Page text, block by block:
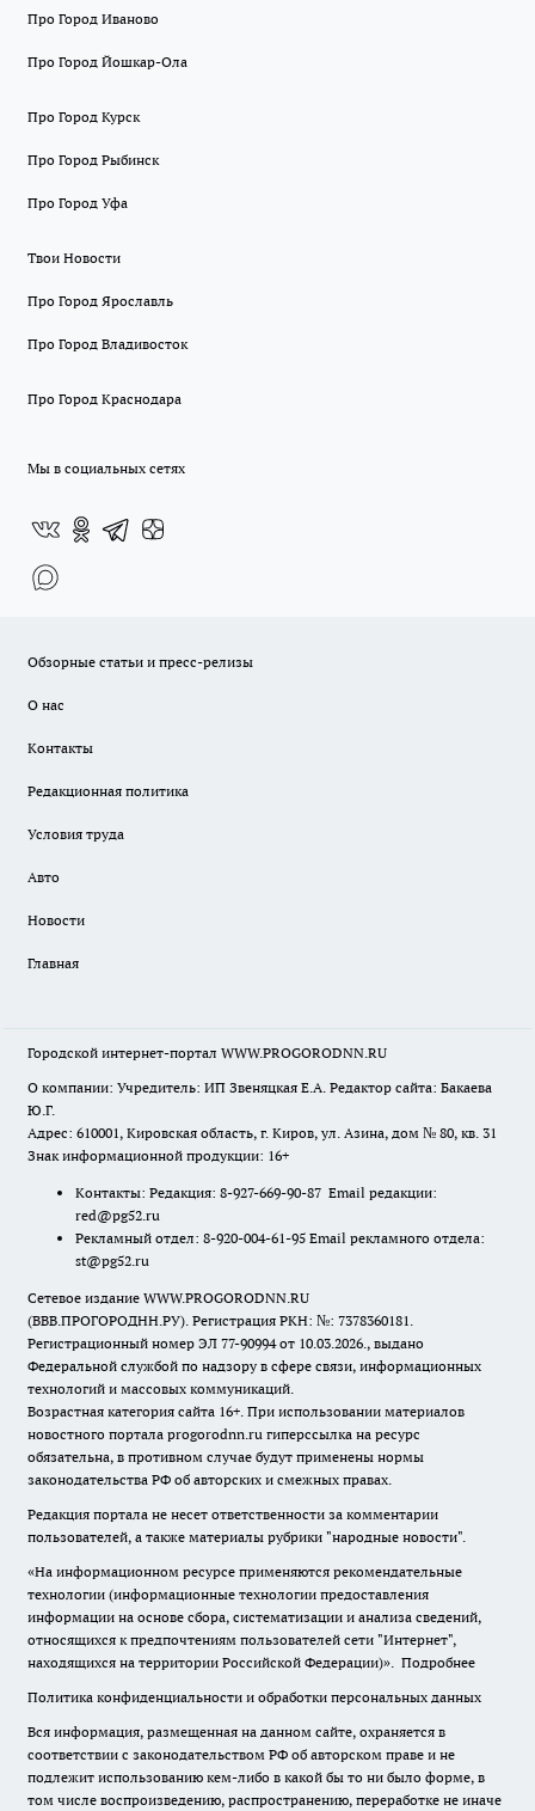
Про Город Иваново
Про Город Йошкар-Ола
Про Город Курск
Про Город Рыбинск
Про Город Уфа
Твои Новости
Про Город Ярославль
Про Город Владивосток
Про Город Краснодара
Мы в социальных сетях
Обзорные статьи и пресс-релизы
О нас
Контакты
Редакционная политика
Условия труда
Авто
Новости
Главная
Городской интернет-портал WWW.PROGORODNN.RU
О компании: Учредитель: ИП Звеняцкая Е.А. Редактор сайта: Бакаева
Ю.Г.
Адрес: 610001, Кировская область, г. Киров, ул. Азина, дом № 80, кв. 31
Знак информационной продукции: 16+
Контакты: Редакция: 8-927-669-90-87 Email редакции:
red@pg52.ru
Рекламный отдел: 8-920-004-61-95 Email рекламного отдела:
st@pg52.ru
Сетевое издание WWW.PROGORODNN.RU
(ВВВ.ПРОГОРОДНН.РУ). Регистрация РКН: №: 7378360181.
Регистрационный номер ЭЛ 77-90994 от 10.03.2026., выдано
Федеральной службой по надзору в сфере связи, информационных
технологий и массовых коммуникаций.
Возрастная категория сайта 16+. При использовании материалов
новостного портала progorodnn.ru гиперссылка на ресурс
обязательна, в противном случае будут применены нормы
законодательства РФ об авторских и смежных правах.
Редакция портала не несет ответственности за комментарии
пользователей, а также материалы рубрики "народные новости".
«На информационном ресурсе применяются рекомендательные
технологии (информационные технологии предоставления
информации на основе сбора, систематизации и анализа сведений,
относящихся к предпочтениям пользователей сети "Интернет",
находящихся на территории Российской Федерации)». Подробнее
Политика конфиденциальности и обработки персональных данных
Вся информация, размещенная на данном сайте, охраняется в
соответствии с законодательством РФ об авторском праве и не
подлежит использованию кем-либо в какой бы то ни было форме, в
том числе воспроизведению, распространению, переработке не иначе